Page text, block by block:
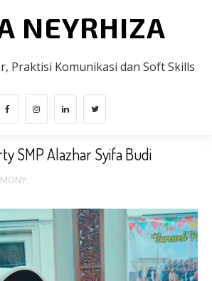
NEYRHIZA
Praktisi Komunikasi dan Soft Skills
SMP Alazhar Syifa Budi